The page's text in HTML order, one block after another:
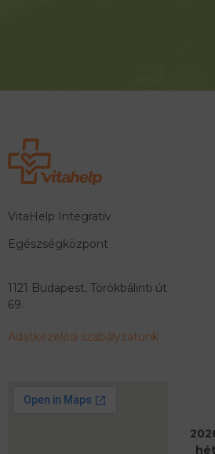
VitaHelp Integratív
Egészségközpont
1121 Budapest, Törökbálinti út
69.
Adatkezelési szabályzatunk